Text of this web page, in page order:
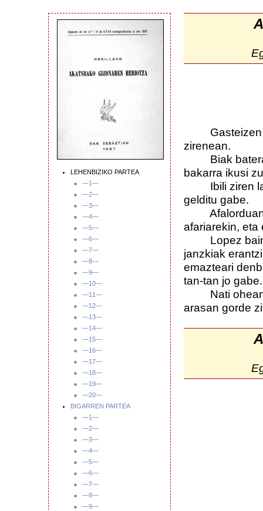
LEHENBIZIKO PARTEA
—1—
—2—
—3—
—4—
—5—
—6—
—7—
—8—
—9—
—10—
—11—
—12—
—13—
—14—
—15—
—16—
—17—
—18—
—19—
—20—
BIGARREN PARTEA
—1—
—2—
—3—
—4—
—5—
—6—
—7—
—8—
—9—
Gasteizen
zirenean.
Biak batera
bakarra ikusi
Ibili ziren
gelditu gabe.
Afalorduan
afariarekin, eta
Lopez
janzkiak
emazteari
tan-tan jo gabe.
Nati ohean
arasan gorde